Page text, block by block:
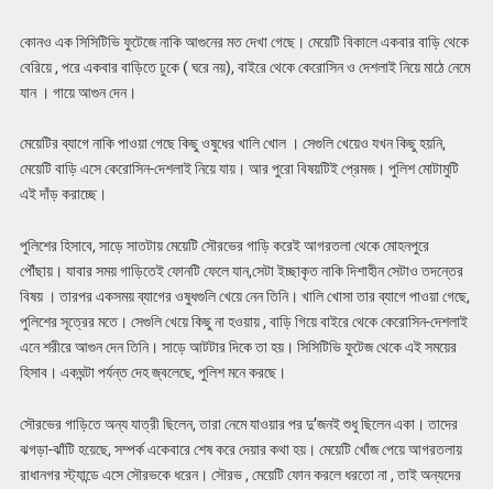
কোনও এক সিসিটিভি ফুটেজে নাকি আগুনের মত দেখা গেছে। মেয়েটি বিকালে একবার বাড়ি থেকে
বেরিয়ে , পরে একবার বাড়িতে ঢুকে ( ঘরে নয়), বাইরে থেকে কেরোসিন ও দেশলাই নিয়ে মাঠে নেমে
যান । গায়ে আগুন দেন।
মেয়েটির ব্যাগে নাকি পাওয়া গেছে কিছু ওষুধের খালি খোল । সেগুলি খেয়েও যখন কিছু হয়নি,
মেয়েটি বাড়ি এসে কেরোসিন-দেশলাই নিয়ে যায়। আর পুরো বিষয়টিই প্রেমজ। পুলিশ মোটামুটি
এই দাঁড় করাচ্ছে।
পুলিশের হিসাবে, সাড়ে সাতটায় মেয়েটি সৌরভের গাড়ি করেই আগরতলা থেকে মোহনপুরে
পৌঁছায়। যাবার সময় গাড়িতেই ফোনটি ফেলে যান,সেটা ইচ্ছাকৃত নাকি দিশাহীন সেটাও তদন্তের
বিষয় । তারপর একসময় ব্যাগের ওষুধগুলি খেয়ে নেন তিনি। খালি খোসা তার ব্যাগে পাওয়া গেছে,
পুলিশের সূত্রের মতে। সেগুলি খেয়ে কিছু না হওয়ায় , বাড়ি গিয়ে বাইরে থেকে কেরোসিন-দেশলাই
এনে শরীরে আগুন দেন তিনি। সাড়ে আটটার দিকে তা হয়। সিসিটিভি ফুটেজ থেকে এই সময়ের
হিসাব। একঘন্টা পর্যন্ত দেহ জ্বলেছে, পুলিশ মনে করছে।
সৌরভের গাড়িতে অন্য যাত্রী ছিলেন, তারা নেমে যাওয়ার পর দু’জনই শুধু ছিলেন একা। তাদের
ঝগড়া-ঝাঁটি হয়েছে, সম্পর্ক একেবারে শেষ করে দেয়ার কথা হয়। মেয়েটি খোঁজ পেয়ে আগরতলায়
রাধানগর স্ট্যান্ডে এসে সৌরভকে ধরেন। সৌরভ , মেয়েটি ফোন করলে ধরতো না , তাই অন্যদের